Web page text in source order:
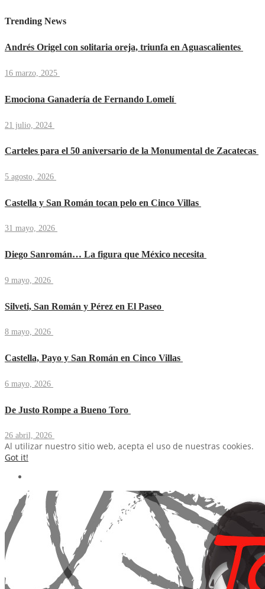
Trending News
Andrés Origel con solitaria oreja, triunfa en Aguascalientes
16 marzo, 2025
Emociona Ganadería de Fernando Lomelí
21 julio, 2024
Carteles para el 50 aniversario de la Monumental de Zacatecas
5 agosto, 2026
Castella y San Román tocan pelo en Cinco Villas
31 mayo, 2026
Diego Sanromán… La figura que México necesita
9 mayo, 2026
Silveti, San Román y Pérez en El Paseo
8 mayo, 2026
Castella, Payo y San Román en Cinco Villas
6 mayo, 2026
De Justo Rompe a Bueno Toro
26 abril, 2026
Al utilizar nuestro sitio web, acepta el uso de nuestras cookies.
Got it!